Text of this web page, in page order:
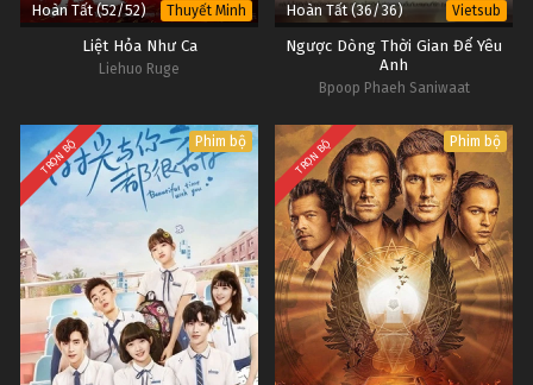
Hoàn Tất (52/52) Thuyết Minh
Liệt Hỏa Như Ca
Liehuo Ruge
Hoàn Tất (36/36) Vietsub
Ngược Dòng Thời Gian Để Yêu
Anh
Bpoop Phaeh Saniwaat
TRỌN BỘ Phim bộ TRỌN BỘ Phim bộ